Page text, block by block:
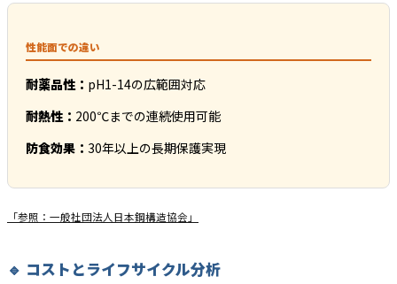
性能面での違い
耐薬品性： pH1-14の広範囲対応
耐熱性： 200℃までの連続使用可能
防食効果： 30年以上の長期保護実現
「参照：一般社団法人日本鋼構造協会」
🔹 コストとライフサイクル分析